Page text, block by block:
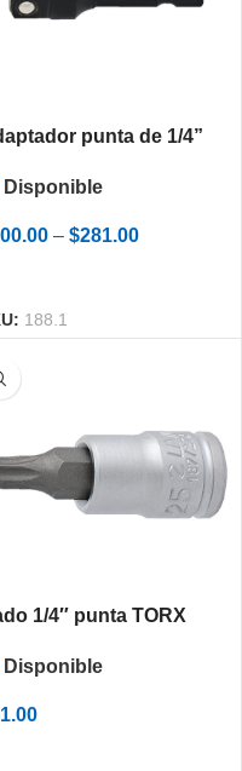
punta de 1/4”
Disponible
– $281.00
188.1
1/4″ punta TORX
Disponible